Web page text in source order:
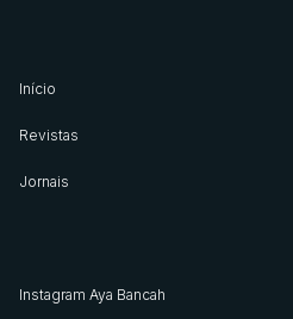
Início
Revistas
Jornais
Instagram Aya Bancah